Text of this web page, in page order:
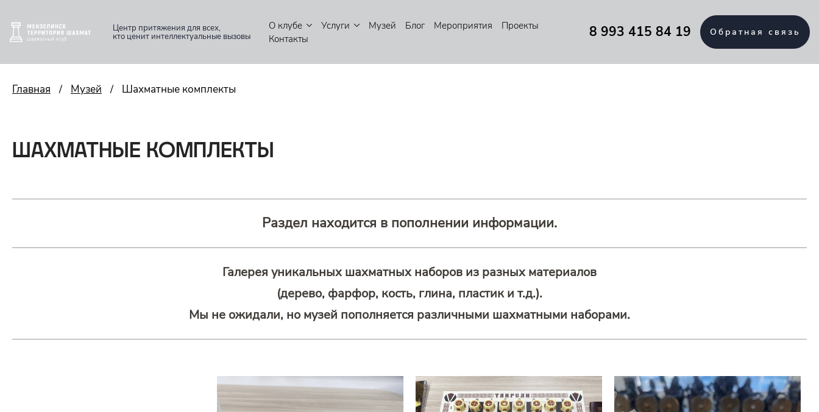
Центр притяжения для всех,
кто ценит интеллектуальные вызовы
О клубе Услуги Музей Блог Мероприятия
Проекты
Контакты
8 993 415 84 19 Обратная связь
Главная / Музей / Шахматные комплекты
ШАХМАТНЫЕ КОМПЛЕКТЫ
Раздел находится в пополнении информации.
Галерея уникальных шахматных наборов из разных материалов
(дерево, фарфор, кость, глина, пластик и т.д.).
Мы не ожидали, но музей пополняется различными шахматными наборами.